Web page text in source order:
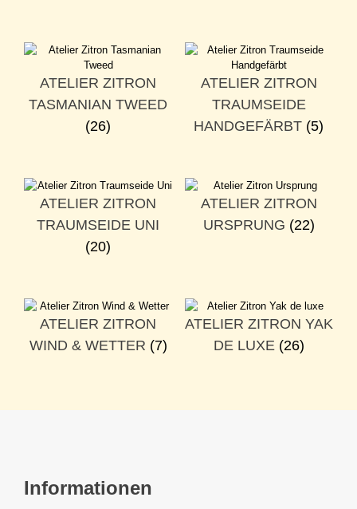
ATELIER ZITRON
TASMANIAN TWEED
(26)
ATELIER ZITRON
TRAUMSEIDE
HANDGEFÄRBT (5)
ATELIER ZITRON
TRAUMSEIDE UNI
(20)
ATELIER ZITRON
URSPRUNG (22)
ATELIER ZITRON
WIND & WETTER (7)
ATELIER ZITRON YAK
DE LUXE (26)
Informationen